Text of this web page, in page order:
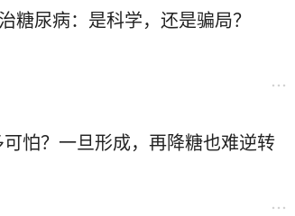
糖尿病：是科学，还是骗局？
可怕？一旦形成，再降糖也难逆转